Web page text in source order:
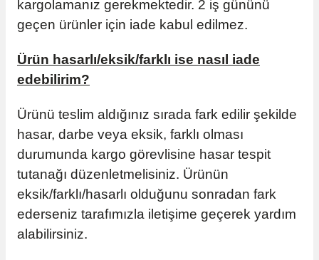
kargolamanız gerekmektedir. 2 iş gününü
geçen ürünler için iade kabul edilmez.
Ürün hasarlı/eksik/farklı ise nasıl iade
edebilirim?
Ürünü teslim aldığınız sırada fark edilir şekilde
hasar, darbe veya eksik, farklı olması
durumunda kargo görevlisine hasar tespit
tutanağı düzenletmelisiniz. Ürünün
eksik/farklı/hasarlı olduğunu sonradan fark
ederseniz tarafımızla iletişime geçerek yardım
alabilirsiniz.